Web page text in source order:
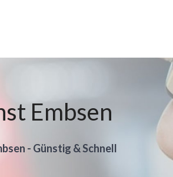
Embsen
- Günstig & Schnell